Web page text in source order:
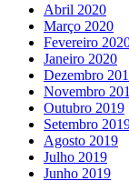
Abril 2020
Março 2020
Fevereiro
Janeiro 2020
Dezembro
Novembro
Outubro 2019
Setembro
Agosto 2019
Julho 2019
Junho 2019